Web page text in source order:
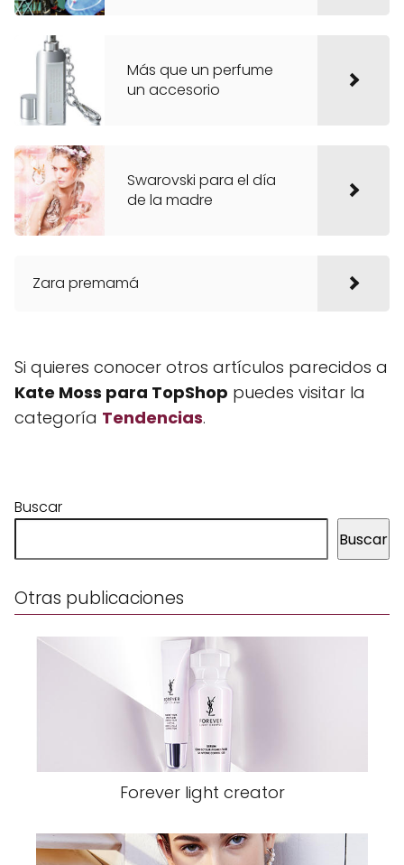
Más que un perfume
un accesorio
Swarovski para el día
de la madre
Zara premamá
Si quieres conocer otros artículos parecidos a
Kate Moss para TopShop puedes visitar la
categoría Tendencias.
Buscar
Buscar
Otras publicaciones
Forever light creator